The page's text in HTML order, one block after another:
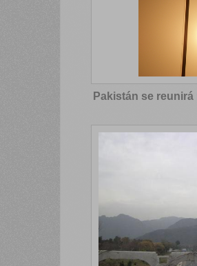
Pakistán se